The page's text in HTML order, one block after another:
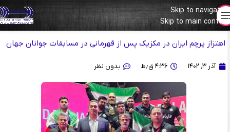
Skip to navigation
Skip to main content
گزارش تصویری
اهتزاز پرچم ایران در مکزیک پس از قهرمانی در مسابقات جوانان جهان
آذر ۳, ۱۴۰۲ ۴:۳۶ ق٫ظ بدون نظر